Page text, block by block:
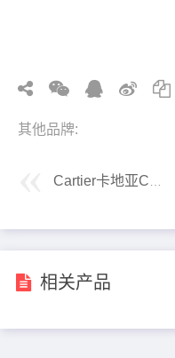
其他品牌:
相关产品